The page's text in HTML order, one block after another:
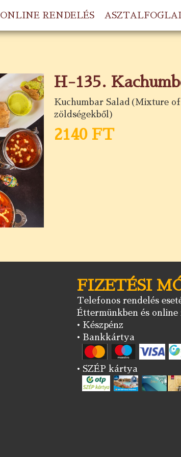
ONLINE RENDELÉS
H-135.
Kuchumbar Salad(Mixture
zöldségekből)
2140 FT
FIZETÉSI
Telefonos rendelés
Éttermünkben és
• Készpénz
• Bankkártya
• SZÉP kártya